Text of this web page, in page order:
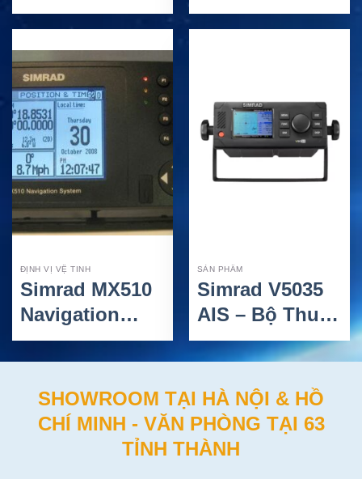
Hệ thống định
hải chuẩn IMO
– Hệ Thống Hải
ĐỊNH VỊ VỆ TINH
Simrad MX510
Navigation
System – Hệ
Thống Định Vị
GPS/DGPS
Hàng Hải
Chuyên Nghiệp
SẢN PHẨM
Simrad V5035
AIS – Bộ Thu
Phát AIS Class
A Cho Tàu
SOLAS
SHOWROOM TẠI HÀ NỘI & HỒ
CHÍ MINH - VĂN PHÒNG TẠI 63
TỈNH THÀNH